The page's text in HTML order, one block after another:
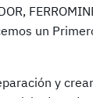
un
y